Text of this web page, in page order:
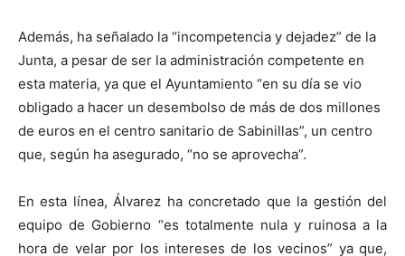
Además, ha señalado la “incompetencia y dejadez” de la
Junta, a pesar de ser la administración competente en
esta materia, ya que el Ayuntamiento “en su día se vio
obligado a hacer un desembolso de más de dos millones
de euros en el centro sanitario de Sabinillas”, un centro
que, según ha asegurado, “no se aprovecha”.
En esta línea, Álvarez ha concretado que la gestión del
equipo de Gobierno “es totalmente nula y ruinosa a la
hora de velar por los intereses de los vecinos” ya que,